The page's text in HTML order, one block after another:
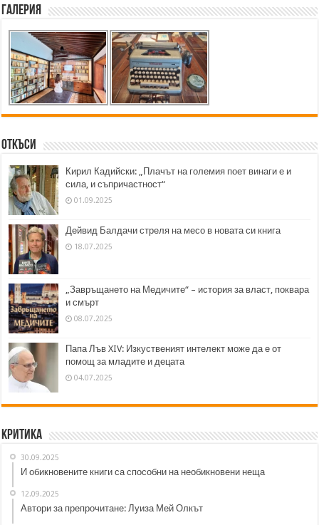
Галерия
Откъси
Кирил Кадийски: „Плачът на големия поет винаги е и
сила, и съпричастност“
01.09.2025
Дейвид Балдачи стреля на месо в новата си книга
18.07.2025
„Завръщането на Медичите“ – история за власт, поквара
и смърт
08.07.2025
Папа Лъв XIV: Изкуственият интелект може да е от
помощ за младите и децата
04.07.2025
Критика
30.09.2025
И обикновените книги са способни на необикновени неща
12.09.2025
Автори за препрочитане: Луиза Мей Олкът